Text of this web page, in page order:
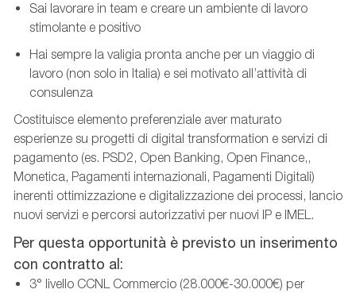
Sai lavorare in team e creare un ambiente di lavoro
stimolante e positivo
Hai sempre la valigia pronta anche per un viaggio di
lavoro (non solo in Italia) e sei motivato all’attività di
consulenza
Costituisce elemento preferenziale aver maturato
esperienze su progetti di digital transformation e servizi di
pagamento (es. PSD2, Open Banking, Open Finance,,
Monetica, Pagamenti internazionali, Pagamenti Digitali)
inerenti ottimizzazione e digitalizzazione dei processi, lancio
nuovi servizi e percorsi autorizzativi per nuovi IP e IMEL.
Per questa opportunità è previsto un inserimento
con contratto al:
3° livello CCNL Commercio (28.000€-30.000€) per